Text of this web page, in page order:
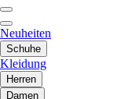
Neuheiten
Schuhe
Kleidung
Herren
Damen